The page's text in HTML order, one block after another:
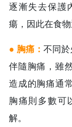
逐漸失去保護
瘍，因此在食
● 胸痛： 不同
伴隨胸痛，雖
造成的胸痛通
胸痛則多數可
解。